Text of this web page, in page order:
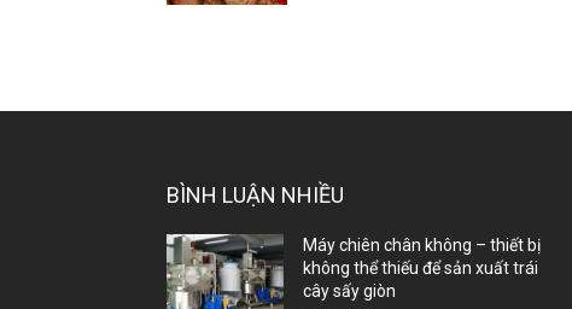
BÌNH LUẬN NHIỀU
Máy chiên chân không – thiết bị
không thể thiếu để sản xuất trái
cây sấy giòn